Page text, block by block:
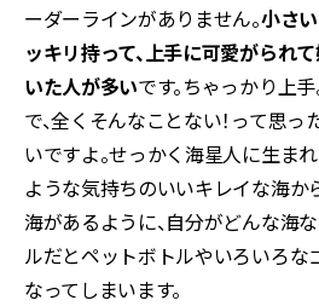
ーダーラインがありません。小さ
ッキリ持って、上手に可愛がられ
いた人が多いです。ちゃっかり上手
で、全くそんなことない！って思っ
いですよ。せっかく海星人に生ま
ような気持ちのいいキレイな海か
海があるように、自分がどんな海
ルだとペットボトルやいろいろな
なってしまいます。